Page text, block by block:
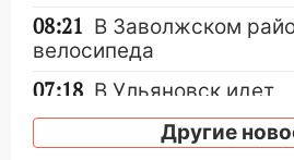
08:21 В Заволжском
велосипеда
07:18 В Ульяновск идет
тридцатиградусная
погода в четверг
Другие